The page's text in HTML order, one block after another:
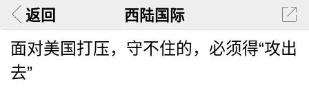
返回 西陆国际
面对美国打压，守不住的，必须得“攻出
去”